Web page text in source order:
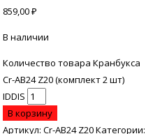
859,00₽
В наличии
Количество товара Кранбукса
Cr-AB24 Z20 (комплект 2 шт)
IDDIS
В корзину
Артикул: Cr-AB24 Z20Категории: